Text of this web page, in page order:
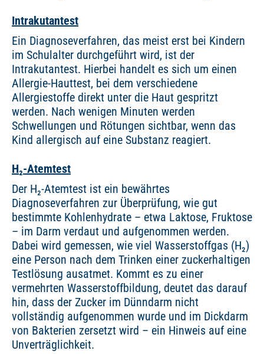
Intrakutantest
Ein Diagnoseverfahren, das meist erst bei Kindern
im Schulalter durchgeführt wird, ist der
Intrakutantest. Hierbei handelt es sich um einen
Allergie-Hauttest, bei dem verschiedene
Allergiestoffe direkt unter die Haut gespritzt
werden. Nach wenigen Minuten werden
Schwellungen und Rötungen sichtbar, wenn das
Kind allergisch auf eine Substanz reagiert.
H₂-Atemtest
Der H₂-Atemtest ist ein bewährtes
Diagnoseverfahren zur Überprüfung, wie gut
bestimmte Kohlenhydrate – etwa Laktose, Fruktose
– im Darm verdaut und aufgenommen werden.
Dabei wird gemessen, wie viel Wasserstoffgas (H₂)
eine Person nach dem Trinken einer zuckerhaltigen
Testlösung ausatmet. Kommt es zu einer
vermehrten Wasserstoffbildung, deutet das darauf
hin, dass der Zucker im Dünndarm nicht
vollständig aufgenommen wurde und im Dickdarm
von Bakterien zersetzt wird – ein Hinweis auf eine
Unverträglichkeit.